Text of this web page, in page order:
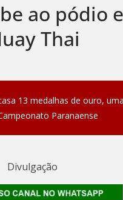
ao pódio
Thai
13 medalhas de ouro,
Paranaense
Divulgação